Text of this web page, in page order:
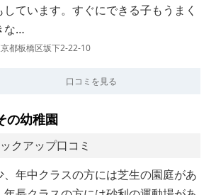
しています。すぐにできる子もうまく
な…
都板橋区坂下2-22-10
口コミを見る
の幼稚園
クアップ口コミ
、年中クラスの方には芝生の園庭があ